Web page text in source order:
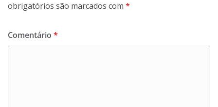
obrigatórios são marcados com *
Comentário *